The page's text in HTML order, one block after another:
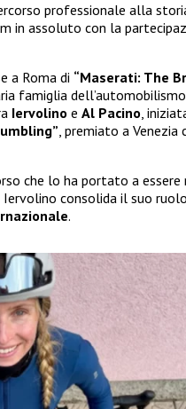
professionale alla
in assoluto con la
a Roma di “Maserati: The
famiglia dell’automobilismo
Iervolino e Al Pacino,
, premiato a Venezia
che lo ha portato a
Iervolino consolida il suo
.